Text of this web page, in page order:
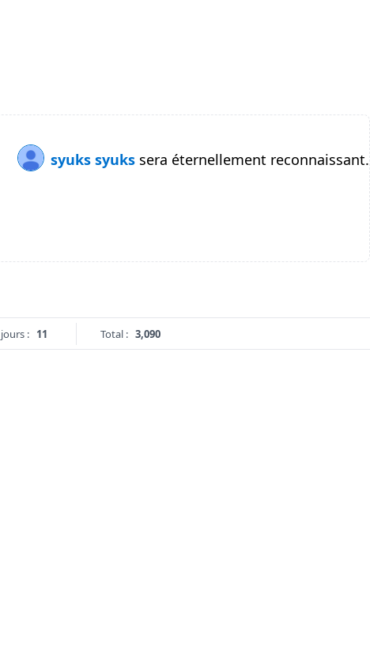
syuks syuks sera éternellement reconnaissant.
: 11 Total : 3,090